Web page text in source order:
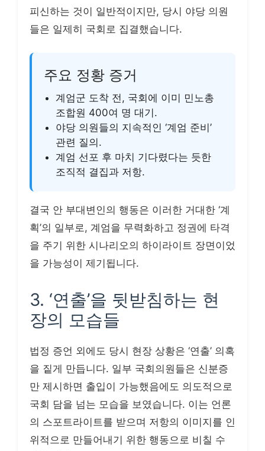
피신하는 것이 일반적이지만, 당시 야당 의원
들은 일제히 국회로 집결했습니다.
주요 정황 증거
계엄군 도착 전, 국회에 이미 민노총
조합원 400여 명 대기.
야당 의원들의 지속적인 ‘계엄 준비’
관련 질의.
계엄 선포 후 마치 기다렸다는 듯한
조직적 결집과 저항.
결국 안 부대변인의 행동은 이러한 거대한 ‘계
획’의 일부로, 계엄을 무력화하고 정권에 타격
을 주기 위한 시나리오의 하이라이트 장면이었
을 가능성이 제기됩니다.
3. ‘연출’을 뒷받침하는 현
장의 모습들
법정 증언 외에도 당시 현장 상황은 ‘연출’ 의혹
을 짙게 만듭니다. 일부 국회의원들은 신분증
만 제시하면 출입이 가능했음에도 의도적으로
국회 담을 넘는 모습을 보였습니다. 이는 언론
의 스포트라이트를 받으며 저항의 이미지를 인
위적으로 만들어내기 위한 행동으로 비칠 수